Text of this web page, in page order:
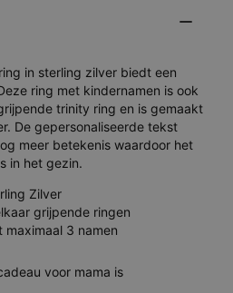
in sterling zilver biedt een
ring met kindernamen is ook
trinity ring en is gemaakt
De gepersonaliseerde tekst
meer betekenis waardoor het
in het gezin.
Zilver
grijpende ringen
maximaal 3 namen
voor mama is